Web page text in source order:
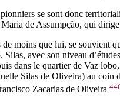
se sont donc
de Assumpção, qui
moins que lui, se souvient
Silas, avec son niveau
dans le quartier de Vaz
Silas de Oliveira) au coin
Zacarias de Oliveira